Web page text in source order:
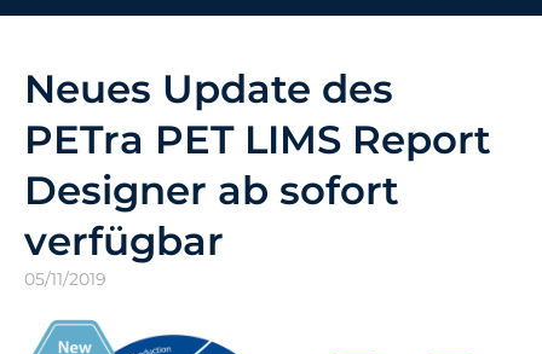
Strahlenschutz
Dienstleistungen
Kontakt
Händler
Neues Update des
PETra PET LIMS Report
Designer ab sofort
verfügbar
05/11/2019